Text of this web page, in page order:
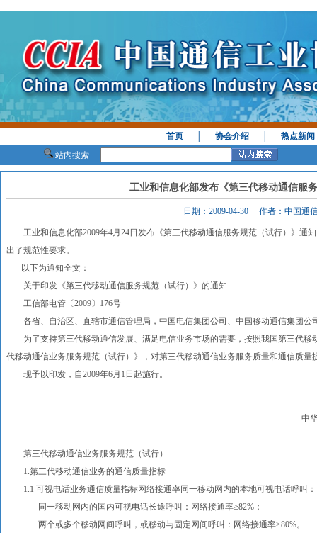
首页 │协会介绍 │热点新闻
站内搜索
工业和信息化部发布《第三代移动通信服
日期：2009-04-30 作者：中国通
工业和信息化部2009年4月24日发布《第三代移动通信服务规范（试行）》通
出了规范性要求。
以下为通知全文：
关于印发《第三代移动通信服务规范（试行）》的通知
工信部电管〔2009〕176号
各省、自治区、直辖市通信管理局，中国电信集团公司、中国移动通信集团公
为了支持第三代移动通信发展、满足电信业务市场的需要，按照我国第三代移
代移动通信业务服务规范（试行）》，对第三代移动通信业务服务质量和通信质量
现予以印发，自2009年6月1日起施行。
中华人民共和国工业和
第三代移动通信业务服务规范（试行）
1.第三代移动通信业务的通信质量指标
1.1 可视电话业务通信质量指标网络接通率同一移动网内的本地可视电话呼叫：
同一移动网内的国内可视电话长途呼叫：网络接通率≥82%；
两个或多个移动网间呼叫，或移动与固定网间呼叫：网络接通率≥80%。